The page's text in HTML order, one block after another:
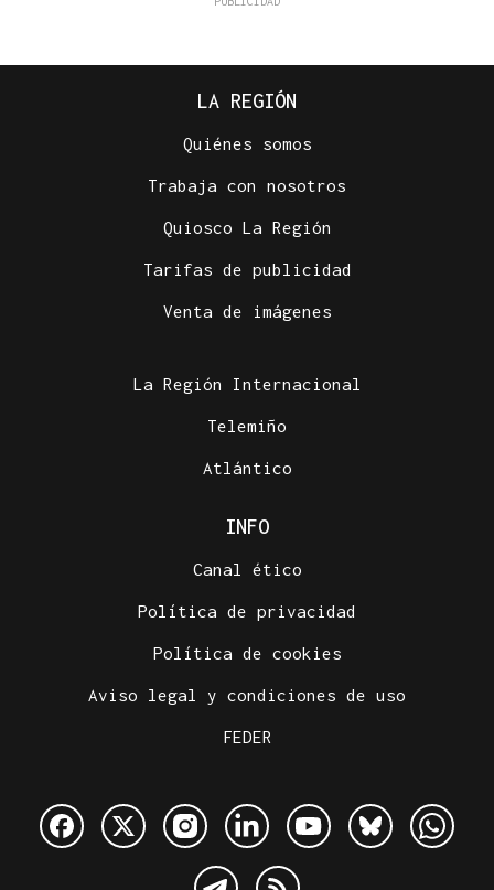
LA REGIÓN
Quiénes somos
Trabaja con nosotros
Quiosco La Región
Tarifas de publicidad
Venta de imágenes
La Región Internacional
Telemiño
Atlántico
INFO
Canal ético
Política de privacidad
Política de cookies
Aviso legal y condiciones de uso
FEDER